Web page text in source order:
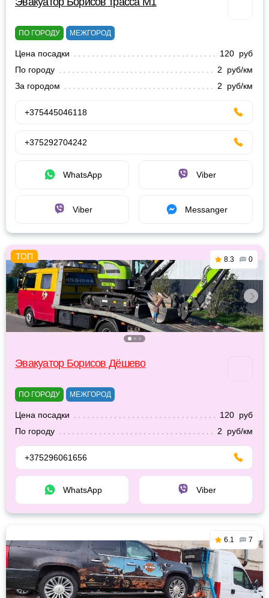
ПО ГОРОДУ МЕЖГОРОД
Цена посадки
120 руб
По городу
2 руб/км
За городом
2 руб/км
+375445046118
+375292704242
WhatsApp Viber
Viber Messanger
8.3 0
Эвакуатор Борисов Дёшево
ПО ГОРОДУ МЕЖГОРОД
Цена посадки
120 руб
По городу
2 руб/км
+375296061656
WhatsApp Viber
6.1 7